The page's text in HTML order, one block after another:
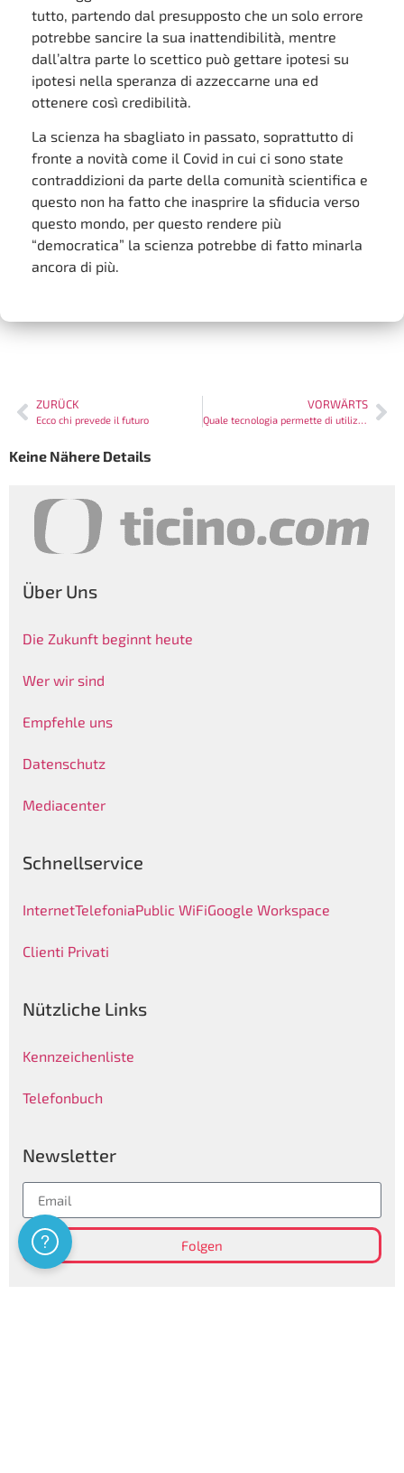
tutto, partendo dal presupposto che un solo errore
potrebbe sancire la sua inattendibilità, mentre
dall’altra parte lo scettico può gettare ipotesi su
ipotesi nella speranza di azzeccarne una ed
ottenere così credibilità.
La scienza ha sbagliato in passato, soprattutto di
fronte a novità come il Covid in cui ci sono state
contraddizioni da parte della comunità scientifica e
questo non ha fatto che inasprire la sfiducia verso
questo mondo, per questo rendere più
“democratica” la scienza potrebbe di fatto minarla
ancora di più.
ZURÜCK
Ecco chi prevede il futuro
VORWÄRTS
Quale tecnologia permette di utilizzare i servizi internet per parlare al telefono?
Keine Nähere Details
Über Uns
Die Zukunft beginnt heute
Wer wir sind
Empfehle uns
Datenschutz
Mediacenter
Schnellservice
InternetTelefoniaPublic WiFiGoogle Workspace
Clienti Privati
Nützliche Links
Kennzeichenliste
Telefonbuch
Newsletter
Folgen